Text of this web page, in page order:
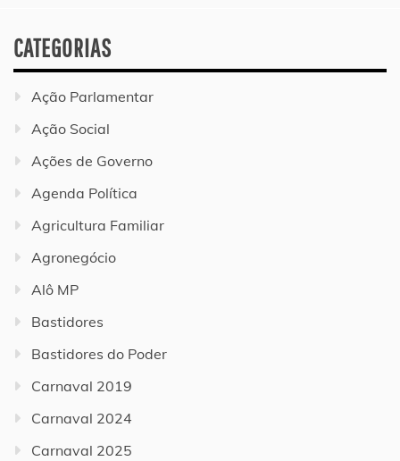
CATEGORIAS
Ação Parlamentar
Ação Social
Ações de Governo
Agenda Política
Agricultura Familiar
Agronegócio
Alô MP
Bastidores
Bastidores do Poder
Carnaval 2019
Carnaval 2024
Carnaval 2025